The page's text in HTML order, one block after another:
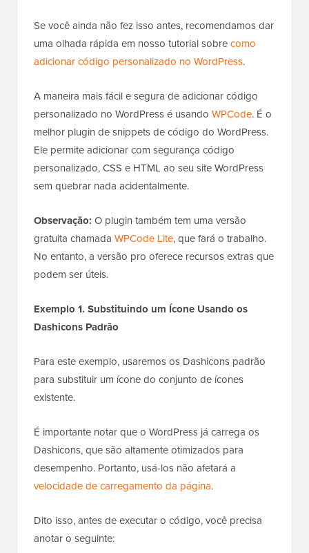
Se você ainda não fez isso antes, recomendamos dar
uma olhada rápida em nosso tutorial sobrecomo
adicionar código personalizado no WordPress.
A maneira mais fácil e segura de adicionar código
personalizado no WordPress é usando WPCode. É o
melhor plugin de snippets de código do WordPress.
Ele permite adicionar com segurança código
personalizado, CSS e HTML ao seu site WordPress
sem quebrar nada acidentalmente.
Observação: O plugin também tem uma versão
gratuita chamada WPCode Lite, que fará o trabalho.
No entanto, a versão pro oferece recursos extras que
podem ser úteis.
Exemplo 1. Substituindo um Ícone Usando os
Dashicons Padrão
Para este exemplo, usaremos os Dashicons padrão
para substituir um ícone do conjunto de ícones
existente.
É importante notar que o WordPress já carrega os
Dashicons, que são altamente otimizados para
desempenho. Portanto, usá-los não afetará a
velocidade de carregamento da página.
Dito isso, antes de executar o código, você precisa
anotar o seguinte: